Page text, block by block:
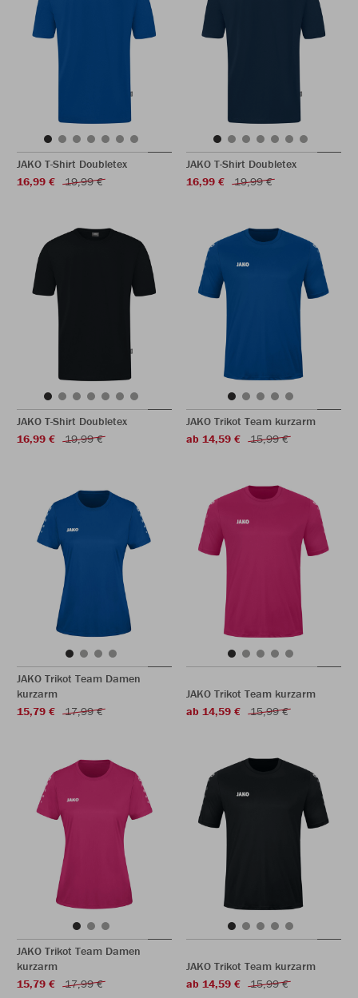
JAKO T-Shirt Doubletex
16,99 €
19,99 €
JAKO T-Shirt Doubletex
16,99 €
19,99 €
JAKO T-Shirt Doubletex
16,99 €
19,99 €
JAKO Trikot Team kurzarm
ab 14,59 €
15,99 €
JAKO Trikot Team Damen
kurzarm
15,79 €
17,99 €
JAKO Trikot Team kurzarm
ab 14,59 €
15,99 €
JAKO Trikot Team Damen
kurzarm
15,79 €
17,99 €
JAKO Trikot Team kurzarm
ab 14,59 €
15,99 €